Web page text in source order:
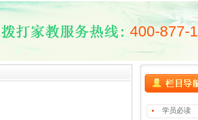
400-877-
学员必读